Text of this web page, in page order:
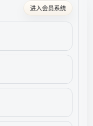
进入会员系统